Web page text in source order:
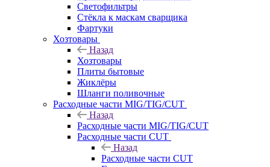
Светофильтры
Стёкла к маскам сварщика
Фартуки
Хозтовары
Назад
Хозтовары
Плиты бытовые
Жиклёры
Шланги поливочные
Расходные части MIG/TIG/CUT
Назад
Расходные части MIG/TIG/CUT
Расходные части CUT
Назад
Расходные части CUT